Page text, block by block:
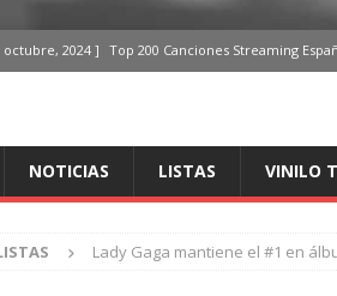
octubre, 2024 ] Top 200 Canciones Streaming
NOTICIAS LISTAS VINILO
Lady Gaga mantiene el #1 en